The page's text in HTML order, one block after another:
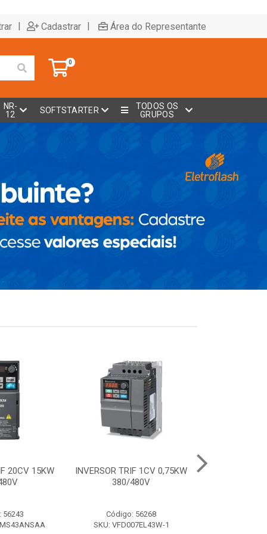
| Cadastrar | Área do Representante
0
NR-
12
SOFTSTARTER
TODOS OS
GRUPOS
20CV 15KW
56243
INVERSOR TRIF 1CV 0,75KW
380/480V
Código: 56268
SKU: VFD007EL43W-1